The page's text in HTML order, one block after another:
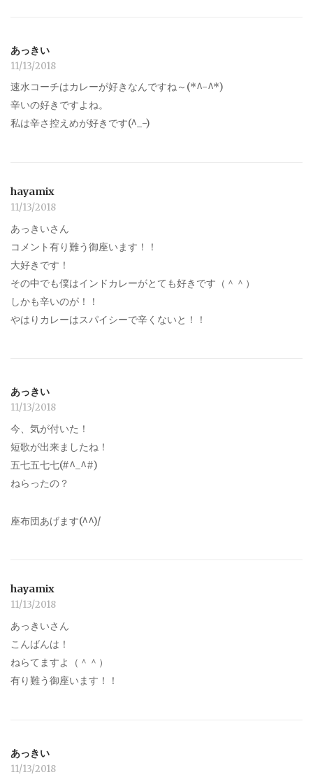
あっきい
11/13/2018
速水コーチはカレーが好きなんですね～(*^-^*)
辛いの好きですよね。
私は辛さ控えめが好きです(^_-)
hayamix
11/13/2018
あっきいさん
コメント有り難う御座います！！
大好きです！
その中でも僕はインドカレーがとても好きです（＾＾）
しかも辛いのが！！
やはりカレーはスパイシーで辛くないと！！
あっきい
11/13/2018
今、気が付いた！
短歌が出来ましたね！
五七五七七(#^_^#)
ねらったの？
座布団あげます(^^)/
hayamix
11/13/2018
あっきいさん
こんばんは！
ねらてますよ（＾＾）
有り難う御座います！！
あっきい
11/13/2018